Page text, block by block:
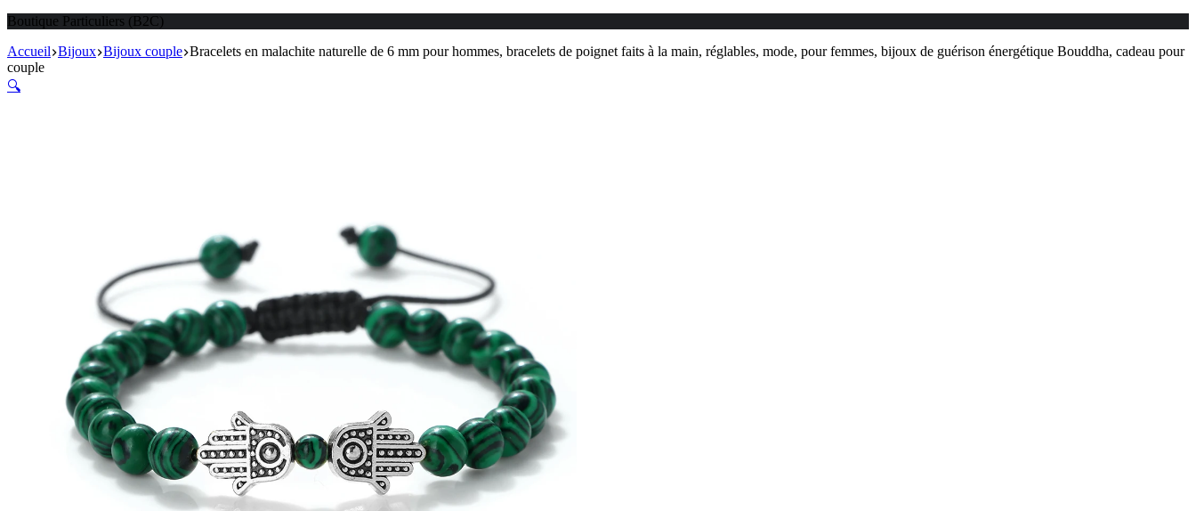
Boutique Particuliers (B2C)
Accueil Bijoux Bijoux couple Bracelets en malachite naturelle de 6 mm pour hommes, bracelets de poignet faits à la main, réglables, mode, pour femmes, bijoux de guérison énergétique Bouddha, cadeau pour
couple
🔍